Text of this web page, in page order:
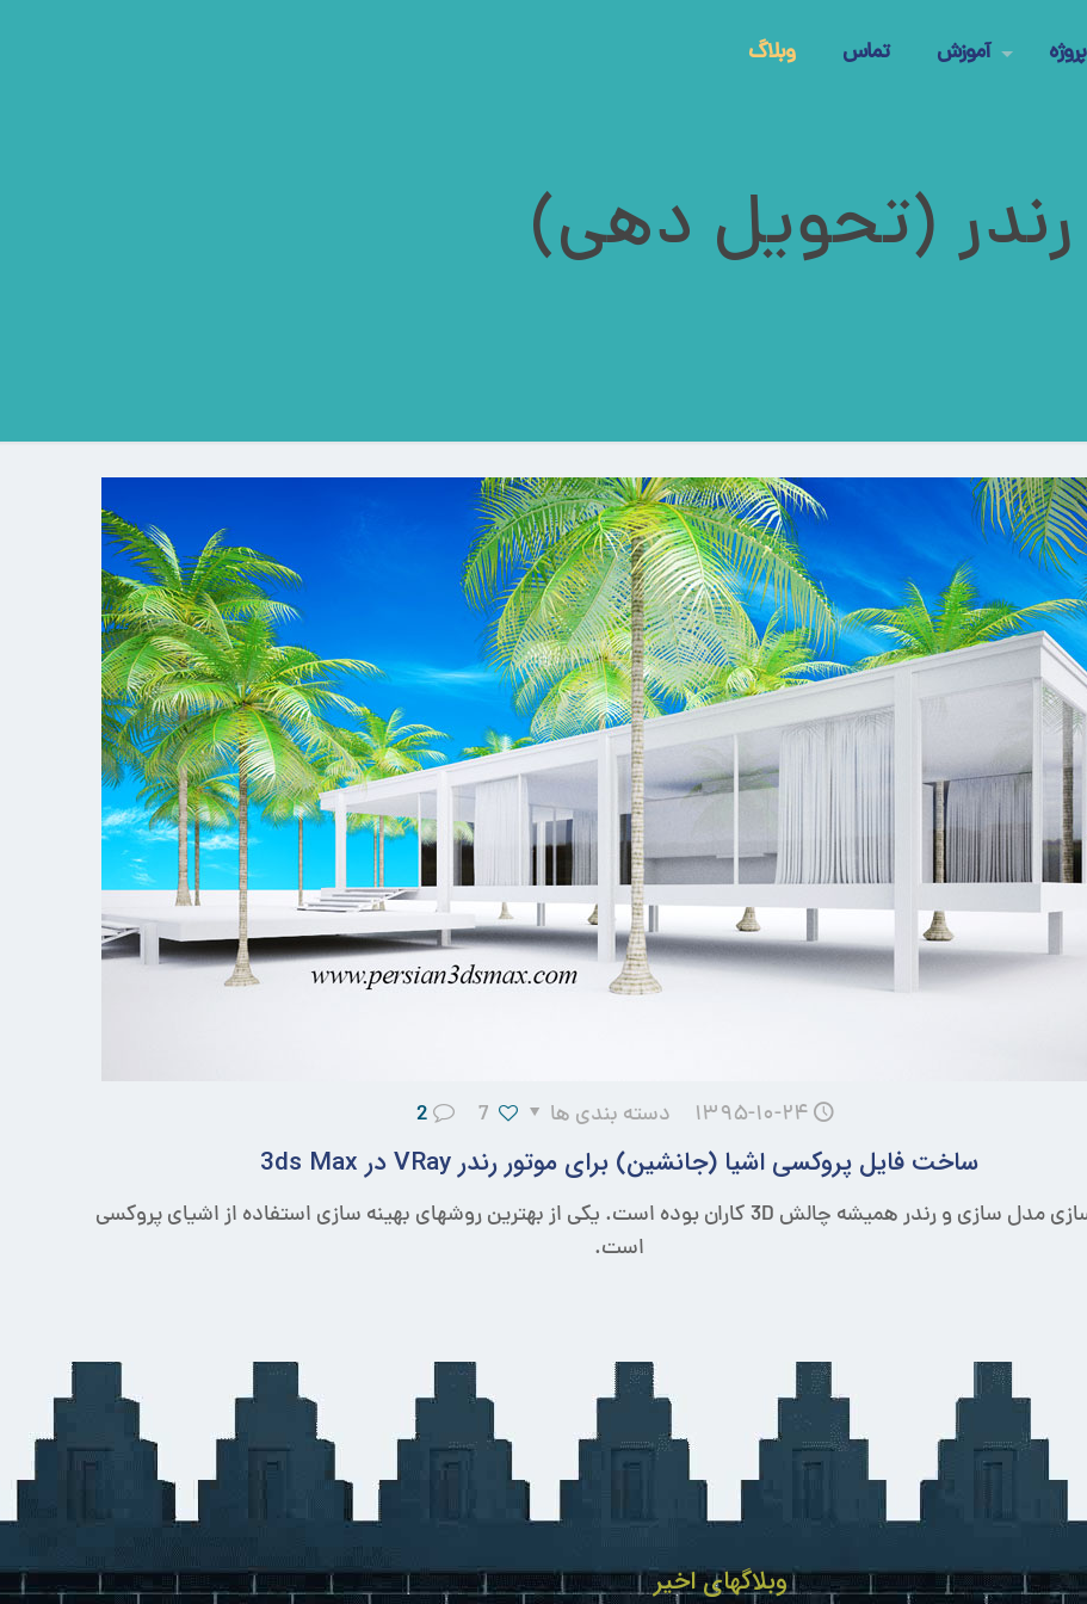
پروژه آموزش تماس وبلاگ
رندر (تحویل دهی)
۱۳۹۵-۱۰-۲۴ دسته بندی ها 7
2
ساخت فایل پروکسی اشیا (جانشین) برای موتور رندر VRay در 3ds Max
بهینه سازی مدل سازی و رندر همیشه چالش 3D کاران بوده است. یکی از بهترین روشهای بهینه سازی استفاده از اشیای پروکسی
است.
وبلاگهای اخیر